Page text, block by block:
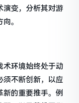
演变，分析其对游
。
术环境始终处于动
须不断创新，以应
新的重要推手。例